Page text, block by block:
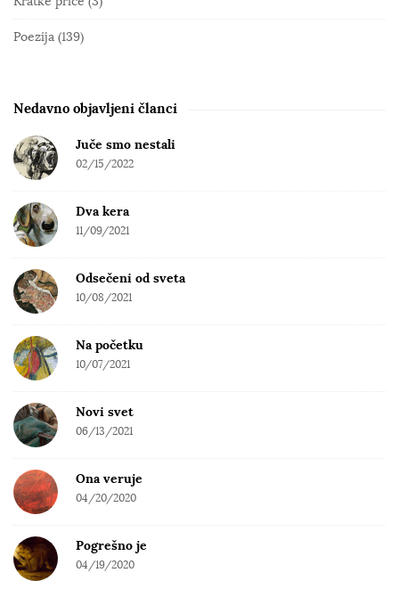
t
n
e
S
e
a
r
Poezija (139)
Nedavno objavljeni članci
Juče smo nestali
02/15/2022
Dva kera
11/09/2021
Odsečeni od sveta
10/08/2021
Na početku
10/07/2021
Novi svet
06/13/2021
Ona veruje
04/20/2020
Pogrešno je
04/19/2020